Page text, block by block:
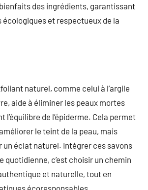
des ingrédients, garantissant
écologiques et respectueux de la
naturel, comme celui à l’argile
aide à éliminer les peaux mortes
l’équilibre de l’épiderme. Cela permet
le teint de la peau, mais
un éclat naturel. Intégrer ces savons
quotidienne, c’est choisir un chemin
et naturelle, tout en
écoresponsables.